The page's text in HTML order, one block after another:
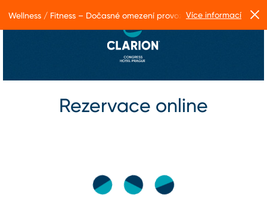
Rezervace online
Wellness / Fitness – Dočasné omezení provozuVíce informací